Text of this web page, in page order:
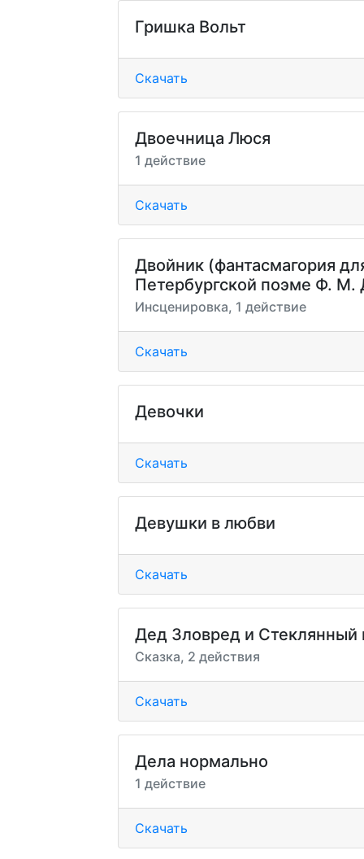
Гришка Вольт
Скачать
Двоечница Люся
1 действие
Скачать
Двойник (фантасмагория
Петербургской поэме Ф. М.
Инсценировка, 1 действие
Скачать
Девочки
Скачать
Девушки в любви
Скачать
Дед Зловред и Стеклянный
Сказка, 2 действия
Скачать
Дела нормально
1 действие
Скачать